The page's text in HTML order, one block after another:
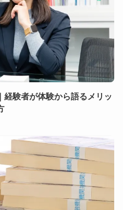
経験者が体験から語るメリッ